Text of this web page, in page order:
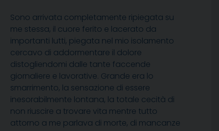
Sono arrivata completamente ripiegata su
me stessa, il cuore ferito e lacerato da
importanti lutti, piegata nel mio isolamento
cercavo di addormentare il dolore
distogliendomi dalle tante faccende
giornaliere e lavorative. Grande era lo
smarrimento, la sensazione di essere
inesorabilmente lontana, la totale cecità di
non riuscire a trovare vita mentre tutto
attorno a me parlava di morte, di mancanze